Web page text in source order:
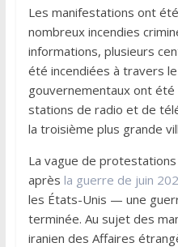
Les manifestations ont
nombreux incendies
informations, plusieurs
été incendiées à travers
gouvernementaux ont été
stations de radio et de
la troisième plus grande
La vague de
après la guerre de juin
les États-Unis — une
terminée. Au sujet des
iranien des Affaires